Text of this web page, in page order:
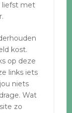
liefst met
kost.
op deze
links iets
niets
Wat
zo